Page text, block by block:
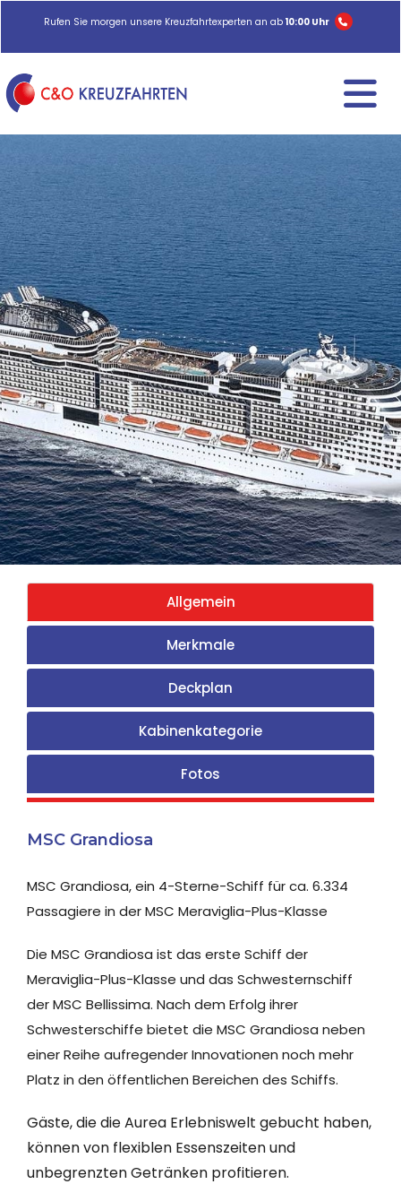
Rufen Sie morgen unsere Kreuzfahrtexperten an ab 10:00 Uhr
Allgemein
Merkmale
Deckplan
Kabinenkategorie
Fotos
MSC Grandiosa
MSC Grandiosa, ein 4-Sterne-Schiff für ca. 6.334
Passagiere in der MSC Meraviglia-Plus-Klasse
Die MSC Grandiosa ist das erste Schiff der
Meraviglia-Plus-Klasse und das Schwesternschiff
der MSC Bellissima. Nach dem Erfolg ihrer
Schwesterschiffe bietet die MSC Grandiosa neben
einer Reihe aufregender Innovationen noch mehr
Platz in den öffentlichen Bereichen des Schiffs.
Gäste, die die Aurea Erlebniswelt gebucht haben,
können von flexiblen Essenszeiten und
unbegrenzten Getränken profitieren.